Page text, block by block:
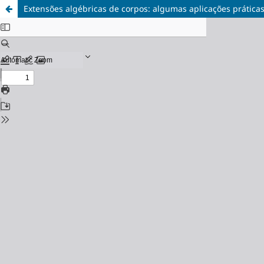
Extensões algébricas de corpos: algumas aplicações práticas